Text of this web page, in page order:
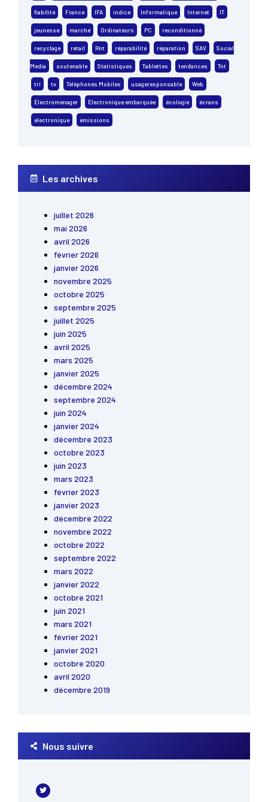
fiabilité France IFA indice Informatique Internet IT
jeunesse marché Ordinateurs PC reconditionné
recyclage retail Rnt réparabilité réparation SAV Social
Media soutenable Statistiques Tablettes tendances Tnt
tri tv Téléphones Mobiles usageresponsable Web
Électroménager Électronique embarquée écologie écrans
électronique émissions
Les archives
juillet 2026
mai 2026
avril 2026
février 2026
janvier 2026
novembre 2025
octobre 2025
septembre 2025
juillet 2025
juin 2025
avril 2025
mars 2025
janvier 2025
décembre 2024
septembre 2024
juin 2024
janvier 2024
décembre 2023
octobre 2023
juin 2023
mars 2023
février 2023
janvier 2023
décembre 2022
novembre 2022
octobre 2022
septembre 2022
mars 2022
janvier 2022
octobre 2021
juin 2021
mars 2021
février 2021
janvier 2021
octobre 2020
avril 2020
décembre 2019
Nous suivre